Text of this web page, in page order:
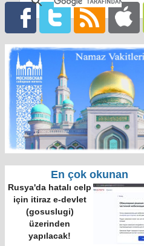
En çok okunan
Rusya'da hatalı celp
için itiraz e-devlet
(gosuslugi)
üzerinden
yapılacak!